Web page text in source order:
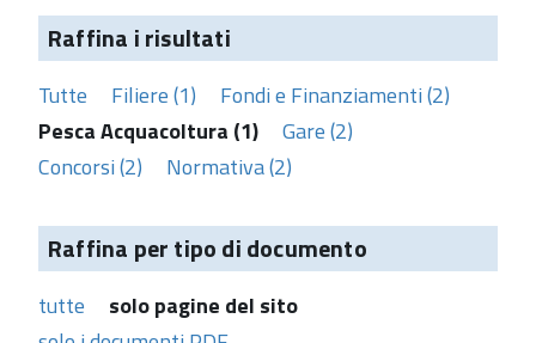
Raffina i risultati
Tutte Filiere (1)
Fondi e Finanziamenti (2)
Pesca Acquacoltura (1)
Gare (2)
Concorsi (2)
Normativa (2)
Raffina per tipo di documento
tutte
solo pagine del sito